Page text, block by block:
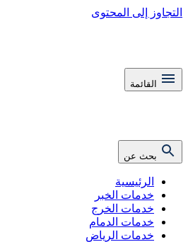
التجاوز إلى المحتوى
القائمة
بحث عن
الرئيسية
خدمات الخبر
خدمات الخرج
خدمات الدمام
خدمات الرياض